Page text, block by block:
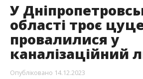
У
області троє
провалилися у
каналізаційний
Опубліковано 14.12.2023